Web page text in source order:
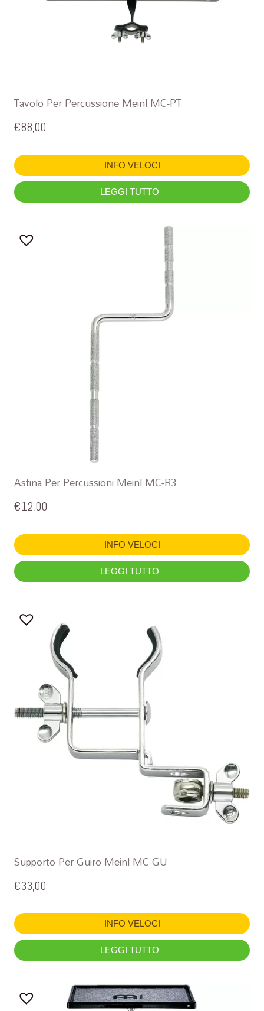
Tavolo Per Percussione Meinl MC-PT
€88,00
INFO VELOCI
LEGGI TUTTO
Astina Per Percussioni Meinl MC-R3
€12,00
INFO VELOCI
LEGGI TUTTO
Supporto Per Guiro Meinl MC-GU
€33,00
INFO VELOCI
LEGGI TUTTO